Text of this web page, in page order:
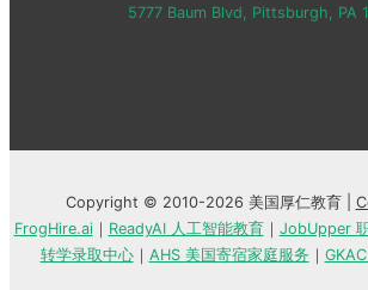
5777 Baum Blvd, Pittsburgh, PA
Copyright © 2010-2026 美国厚仁教育 |
FrogHire.ai｜ ReadyAI 人工智能教育｜ JobUpper
转学录取中心｜ AHS 美国寄宿家庭服务 ｜